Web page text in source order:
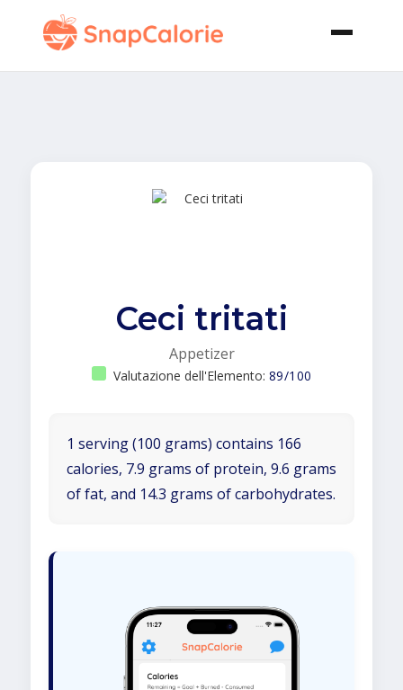
Ceci tritati
Appetizer
Valutazione dell'Elemento: 89/100
1 serving (100 grams) contains 166
calories, 7.9 grams of protein, 9.6 grams
of fat, and 14.3 grams of carbohydrates.